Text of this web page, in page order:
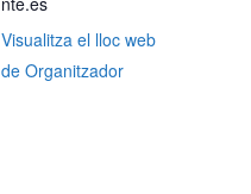
Visualitza el lloc web
de Organitzador